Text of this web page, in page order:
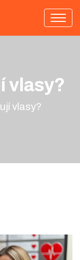
vlasy?
vlasy?